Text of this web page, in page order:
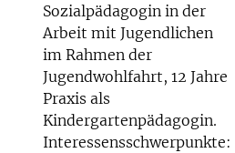
Sozialpädagogin in der
Arbeit mit Jugendlichen
im Rahmen der
Jugendwohlfahrt, 12 Jahre
Praxis als
Kindergartenpädagogin.
Interessensschwerpunkte: